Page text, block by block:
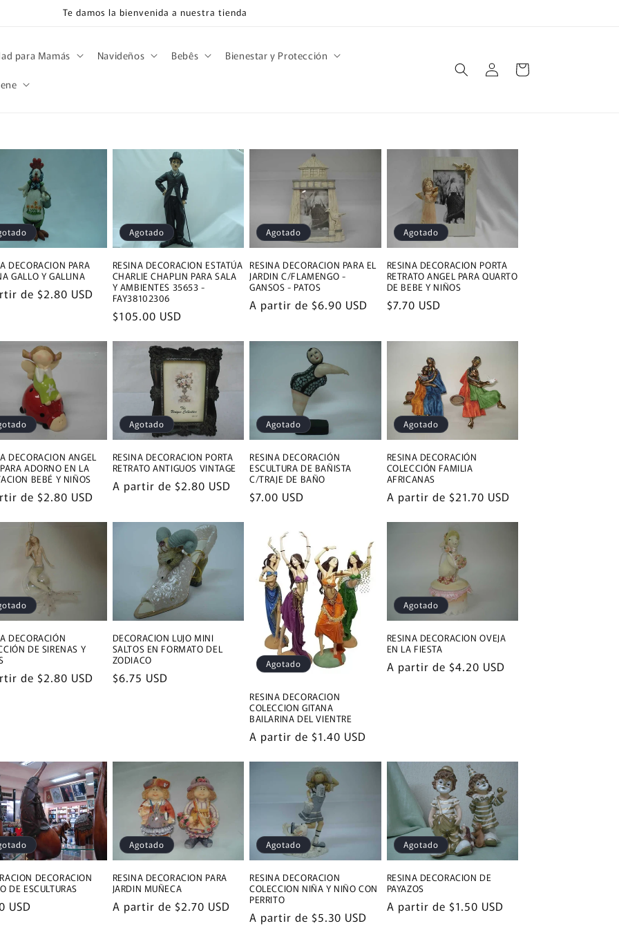
Te damos la bienvenida a nuestra tienda
para Mamás Navideños Bebês Bienestar y Protección
Iniciar
sesión
Carrito
DECORACION PARA
GALLO Y GALLINA
de $2.80 USD
Agotado
RESINA DECORACION ESTATÚA
CHARLIE CHAPLIN PARA SALA
Y AMBIENTES 35653 -
FAY38102306
Precio
$105.00 USD
Agotado
RESINA DECORACION PARA EL
JARDIN C/FLAMENGO -
GANSOS - PATOS
Precio
A partir de $6.90 USD
Agotado
RESINA DECORACION PORTA
RETRATO ANGEL PARA QUARTO
DE BEBE Y NIÑOS
Precio
$7.70 USD
DECORACION ANGEL
ADORNO EN LA
BEBÉ Y NIÑOS
de $2.80 USD
Agotado
RESINA DECORACION PORTA
RETRATO ANTIGUOS VINTAGE
Precio
A partir de $2.80 USD
Agotado
RESINA DECORACIÓN
ESCULTURA DE BAÑISTA
C/TRAJE DE BAÑO
Precio
$7.00 USD
Agotado
RESINA DECORACIÓN
COLECCIÓN FAMILIA
AFRICANAS
Precio
A partir de $21.70 USD
DECORACIÓN
DE SIRENAS Y
de $2.80 USD
DECORACION LUJO MINI
SALTOS EN FORMATO DEL
ZODIACO
Precio
$6.75 USD
Agotado
RESINA DECORACION
COLECCION GITANA
BAILARINA DEL VIENTRE
Precio
A partir de $1.40 USD
Agotado
RESINA DECORACION OVEJA
EN LA FIESTA
Precio
A partir de $4.20 USD
DECORACION
DE ESCULTURAS
USD
Agotado
RESINA DECORACION PARA
JARDIN MUÑECA
Precio
A partir de $2.70 USD
Agotado
RESINA DECORACION
COLECCION NIÑA Y NIÑO CON
PERRITO
Precio
A partir de $5.30 USD
Agotado
RESINA DECORACION DE
PAYAZOS
Precio
A partir de $1.50 USD